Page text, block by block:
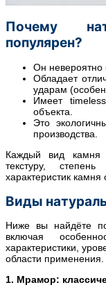
Почему
популярен?
Он невероятно
Обладает
ударам
Имеет
объекта.
Это
производства.
Каждый вид камня
текстуру,
характеристик
Виды
Ниже вы найдёте
включая
характеристики,
области применения.
1. Мрамор: